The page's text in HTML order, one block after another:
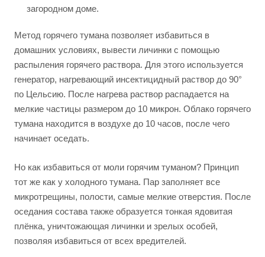
загородном доме.
Метод горячего тумана позволяет избавиться в
домашних условиях, вывести личинки с помощью
распыления горячего раствора. Для этого используется
генератор, нагревающий инсектицидный раствор до 90°
по Цельсию. После нагрева раствор распадается на
мелкие частицы размером до 10 микрон. Облако горячего
тумана находится в воздухе до 10 часов, после чего
начинает оседать.
Но как избавиться от моли горячим туманом? Принцип
тот же как у холодного тумана. Пар заполняет все
микротрещины, полости, самые мелкие отверстия. После
оседания состава также образуется тонкая ядовитая
плёнка, уничтожающая личинки и зрелых особей,
позволяя избавиться от всех вредителей.